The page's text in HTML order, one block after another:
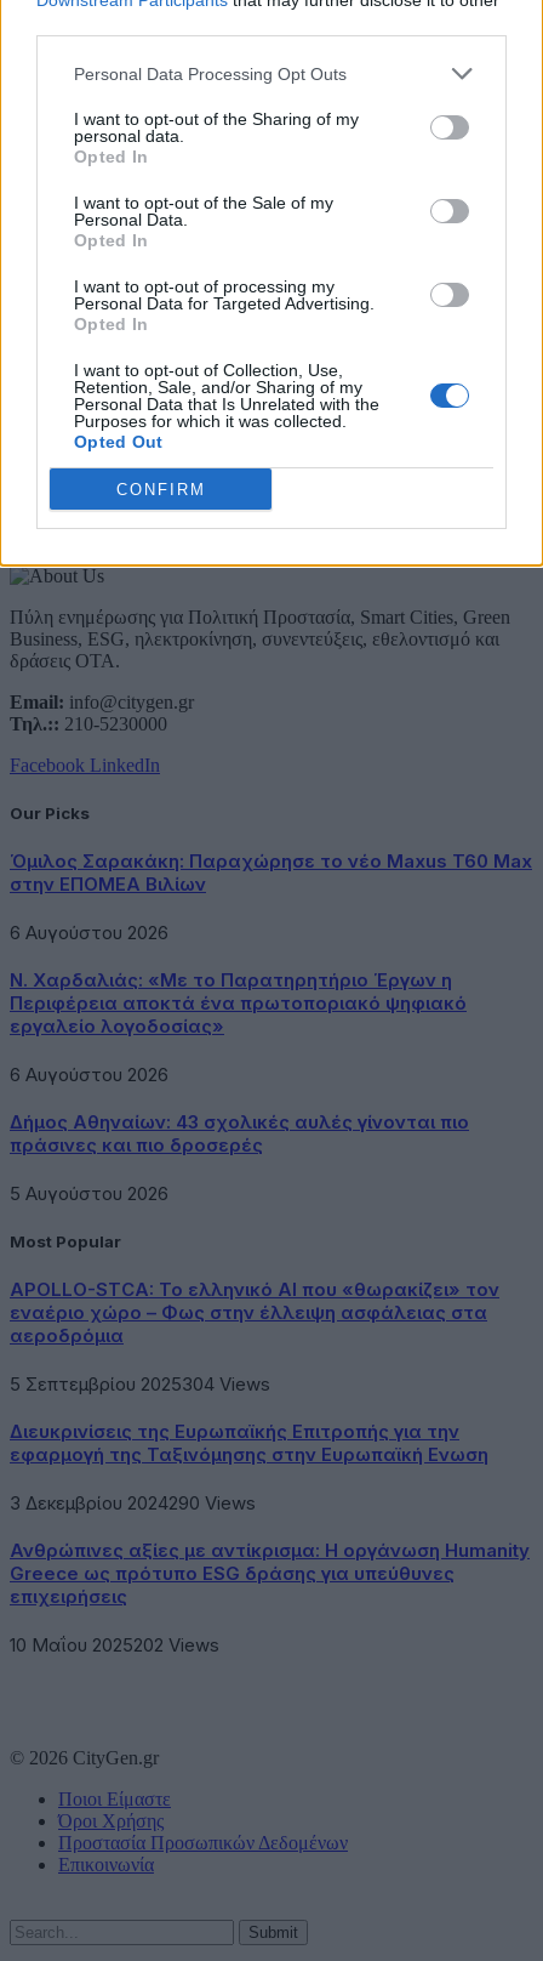
Personal Data Processing Opt Outs
I want to opt-out of the Sharing of my
personal data.
Opted In
I want to opt-out of the Sale of my
Personal Data.
Opted In
I want to opt-out of processing my
Personal Data for Targeted Advertising.
Opted In
I want to opt-out of Collection, Use,
Retention, Sale, and/or Sharing of my
Personal Data that Is Unrelated with the
Purposes for which it was collected.
Opted Out
CONFIRM
Η FARIA Renewables προχώρησε στην ηλεκτροδότηση
του αιολικού πάρκου Faria Αίολος Λάρυμνα
5 Αυγούστου 2026
ΥΠΕΝ: Διευρύνεται ο κατάλογος των
Προστατευόμενων Τοπίων σε 12
4 Αυγούστου 2026
Newsletter Citygen.gr
Λάβετε όλα τα τελευταία νέα από τον χώρο της Πολιτικής
Προστασίας, του ESG, του Green Business και των ΟΤΑ
Συμφωνώ με την Πολιτική Δεδομένων
About Us
Πύλη ενημέρωσης για Πολιτική Προστασία, Smart Cities, Green
Business, ESG, ηλεκτροκίνηση, συνεντεύξεις, εθελοντισμό και
δράσεις ΟΤΑ.
Email: info@citygen.gr
Τηλ.:: 210-5230000
Facebook LinkedIn
Our Picks
Όμιλος Σαρακάκη: Παραχώρησε το νέο Maxus T60 Max
στην ΕΠΟΜΕΑ Βιλίων
6 Αυγούστου 2026
Ν. Χαρδαλιάς: «Με το Παρατηρητήριο Έργων η
Περιφέρεια αποκτά ένα πρωτοποριακό ψηφιακό
εργαλείο λογοδοσίας»
6 Αυγούστου 2026
Δήμος Αθηναίων: 43 σχολικές αυλές γίνονται πιο
πράσινες και πιο δροσερές
5 Αυγούστου 2026
Most Popular
APOLLO-STCA: Το ελληνικό AI που «θωρακίζει» τον
εναέριο χώρο – Φως στην έλλειψη ασφάλειας στα
αεροδρόμια
5 Σεπτεμβρίου 2025304 Views
Διευκρινίσεις της Ευρωπαϊκής Επιτροπής για την
εφαρμογή της Ταξινόμησης στην Ευρωπαϊκή Ενωση
3 Δεκεμβρίου 2024290 Views
Ανθρώπινες αξίες με αντίκρισμα: Η οργάνωση Humanity
Greece ως πρότυπο ESG δράσης για υπεύθυνες
επιχειρήσεις
10 Μαΐου 2025202 Views
© 2026 CityGen.gr
Ποιοι Είμαστε
Όροι Χρήσης
Προστασία Προσωπικών Δεδομένων
Επικοινωνία
Submit